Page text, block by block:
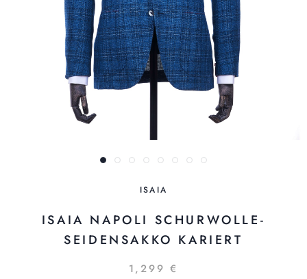
ISAIA
ISAIA NAPOLI SCHURWOLLE-
SEIDENSAKKO KARIERT
1,299 €